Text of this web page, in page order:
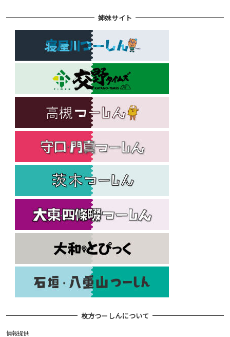
姉妹サイト
枚方つーしんについて
情報提供